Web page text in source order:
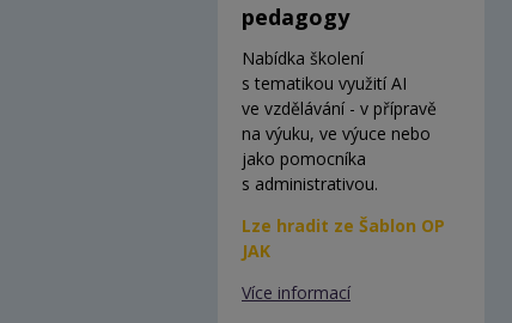
pedagogy
Nabídka školení
s tematikou využití AI
ve vzdělávání - v přípravě
na výuku, ve výuce nebo
jako pomocníka
s administrativou.
Lze hradit ze Šablon OP
JAK
Více informací